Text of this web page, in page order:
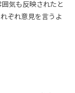
気も反映されたと
ぞれ意見を言うよ